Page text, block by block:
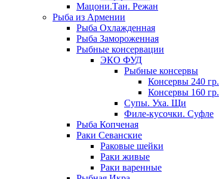
Мацони.Тан. Режан
Рыба из Армении
Рыба Охлажденная
Рыба Замороженная
Рыбные консервации
ЭКО ФУД
Рыбные консервы
Консервы 240 гр.
Консервы 160 гр.
Супы. Уха. Щи
Филе-кусочки. Суфле
Рыба Копченая
Раки Севанские
Раковые шейки
Раки живые
Раки варенные